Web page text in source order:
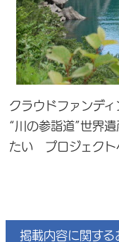
クラウドファンデ
“川の参詣道”世界
たい プロジェクト
掲載内容に関する